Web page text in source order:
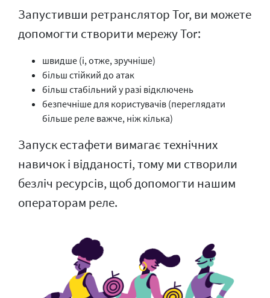
Запустивши ретранслятор Tor, ви можете
допомогти створити мережу Tor:
швидше (і, отже, зручніше)
більш стійкий до атак
більш стабільний у разі відключень
безпечніше для користувачів (переглядати
більше реле важче, ніж кілька)
Запуск естафети вимагає технічних
навичок і відданості, тому ми створили
безліч ресурсів, щоб допомогти нашим
операторам реле.